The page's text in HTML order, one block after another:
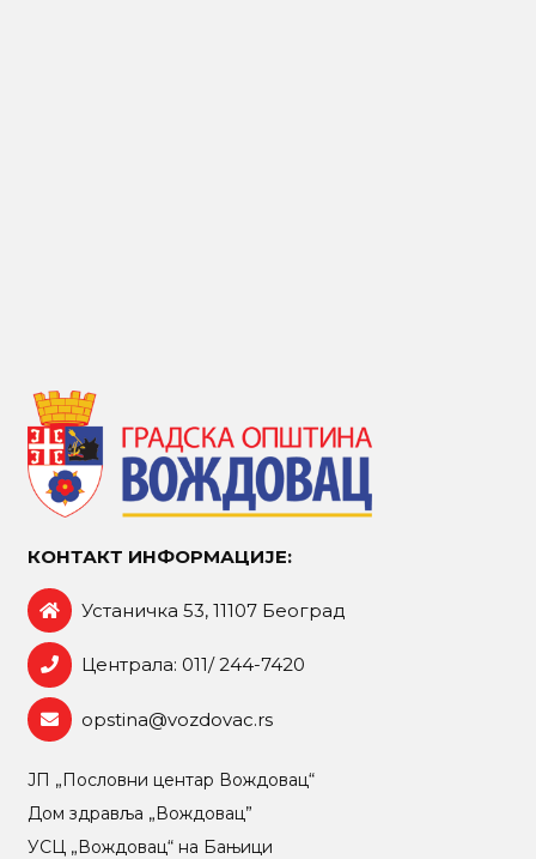
КОНТАКТ ИНФОРМАЦИЈЕ:
Устаничка 53, 11107 Београд
Централа: 011/ 244-7420
opstina@vozdovac.rs
ЈП „Пословни центар Вождовац“
Дом здравља „Вождовац”
УСЦ „Вождовац“ на Бањици